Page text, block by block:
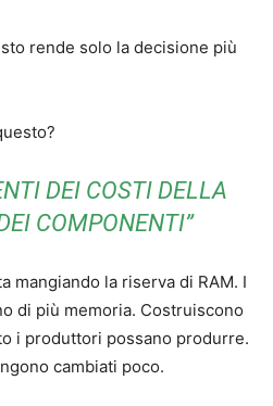
rende solo la decisione più
DEI COSTI DELLA
COMPONENTI”
mangiando la riserva di RAM. I
di più memoria. Costruiscono
i produttori possano produrre.
cambiati poco.